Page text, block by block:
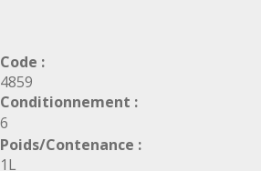
Code :
4859
Conditionnement :
6
Poids/Contenance :
1L